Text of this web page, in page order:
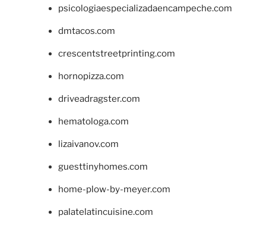
psicologiaespecializadaencampeche.com
dmtacos.com
crescentstreetprinting.com
hornopizza.com
driveadragster.com
hematologa.com
lizaivanov.com
guesttinyhomes.com
home-plow-by-meyer.com
palatelatincuisine.com